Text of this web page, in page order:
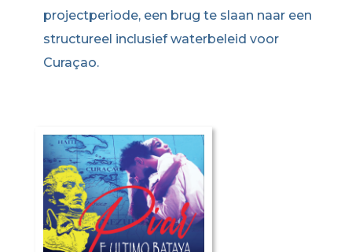
projectperiode, een brug te slaan naar een
structureel inclusief waterbeleid voor
Curaçao.